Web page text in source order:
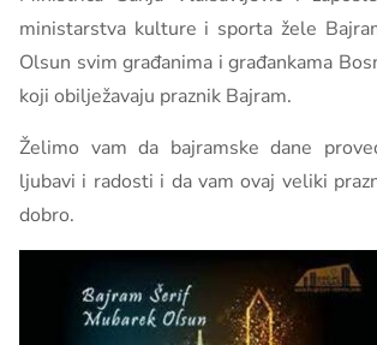
ministarstva kulture i sporta žele
Olsun svim građanima i građankama
koji obilježavaju praznik Bajram.
Želimo vam da bajramske dane
ljubavi i radosti i da vam ovaj veliki
dobro.